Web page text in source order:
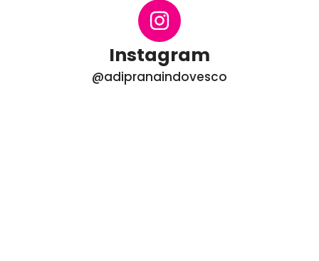
Instagram
@adipranaindovesco